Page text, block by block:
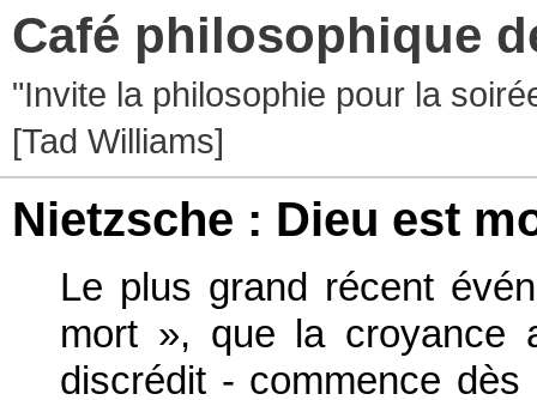
Café philosophique
"Invite la philosophie pour la
[Tad Williams]
Nietzsche : Dieu est
Le plus grand récent
mort », que la croyance
discrédit - commence